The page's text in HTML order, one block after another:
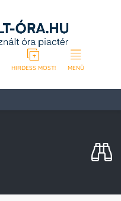
HIRDESS MOST! MENÜ